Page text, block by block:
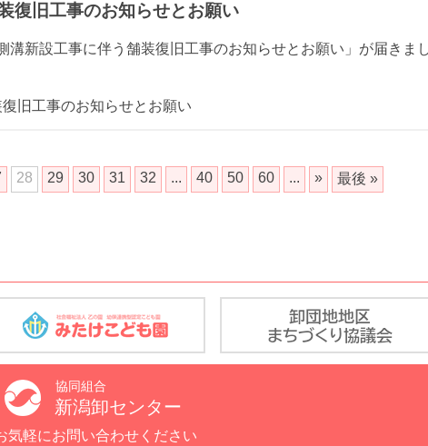
復旧工事のお知らせとお願い
溝新設工事に伴う舗装復旧工事のお知らせとお願い」が届きま
旧工事のお知らせとお願い
28 29 30 31 32 ... 40 50 60 ... » 最後 »
協同組合
新潟卸センター
気軽にお問い合わせください